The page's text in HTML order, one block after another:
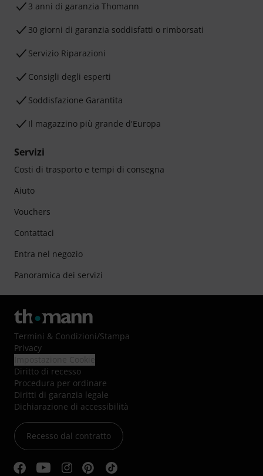
3 anni di garanzia Thomann
30 giorni di garanzia soddisfatti o rimborsati
Servizio Riparazioni
Consigli degli esperti
Soddisfazione Garantita
Il magazzino più grande d'Europa
Servizi
Costi di trasporto e tempi di consegna
Aiuto
Vouchers
Contattaci
Entra nel negozio
Panoramica dei servizi
Termini & Condizioni/Stampa
Privacy
Diritto di recesso
Procedura per ordinare
Diritti di garanzia legale
Dichiarazione di accessibilità
Recesso dal contratto